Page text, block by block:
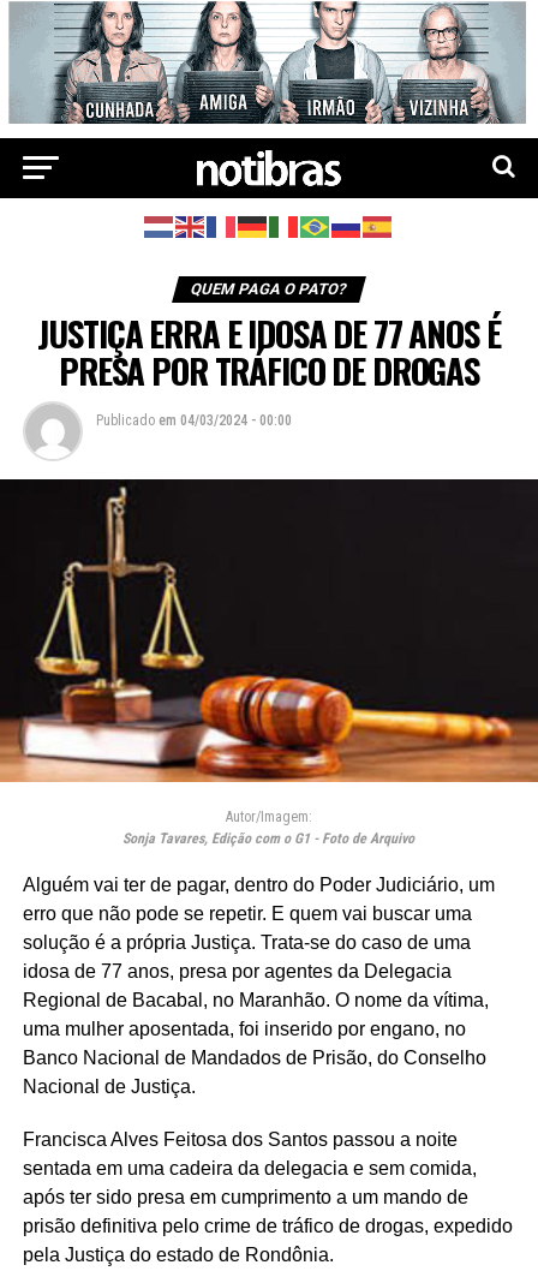
QUEM PAGA O PATO?
JUSTIÇA ERRA E IDOSA DE 77 ANOS É
PRESA POR TRÁFICO DE DROGAS
Publicado em 04/03/2024 - 00:00
Autor/Imagem:
Sonja Tavares, Edição com o G1 - Foto de Arquivo
Alguém vai ter de pagar, dentro do Poder Judiciário, um
erro que não pode se repetir. E quem vai buscar uma
solução é a própria Justiça. Trata-se do caso de uma
idosa de 77 anos, presa por agentes da Delegacia
Regional de Bacabal, no Maranhão. O nome da vítima,
uma mulher aposentada, foi inserido por engano, no
Banco Nacional de Mandados de Prisão, do Conselho
Nacional de Justiça.
Francisca Alves Feitosa dos Santos passou a noite
sentada em uma cadeira da delegacia e sem comida,
após ter sido presa em cumprimento a um mando de
prisão definitiva pelo crime de tráfico de drogas, expedido
pela Justiça do estado de Rondônia.